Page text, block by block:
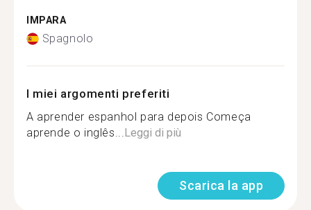
IMPARA
Spagnolo
I miei argomenti preferiti
A aprender espanhol para depois Começa
aprende o inglês...Leggi di più
Scarica la app